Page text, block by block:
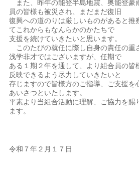
また、昨年の能登半島地震、奥能登豪
員の皆様も被災され、まだまだ復旧
復興への道のりは厳しいものがあると推
てこれからもなんらかのかたちで
支援を続けていきたいと思います。
このたびの就任に際し自身の責任の重
浅学非才ではございますが、任期で
ある１期２年を通して、より組合員の皆
反映できるよう尽力していきたいと
存じますので皆様方のご指導、ご支援を
あいさつといたします。
平素より当組合活動に理解、ご協力を賜
ます。
令和７年２月１７日